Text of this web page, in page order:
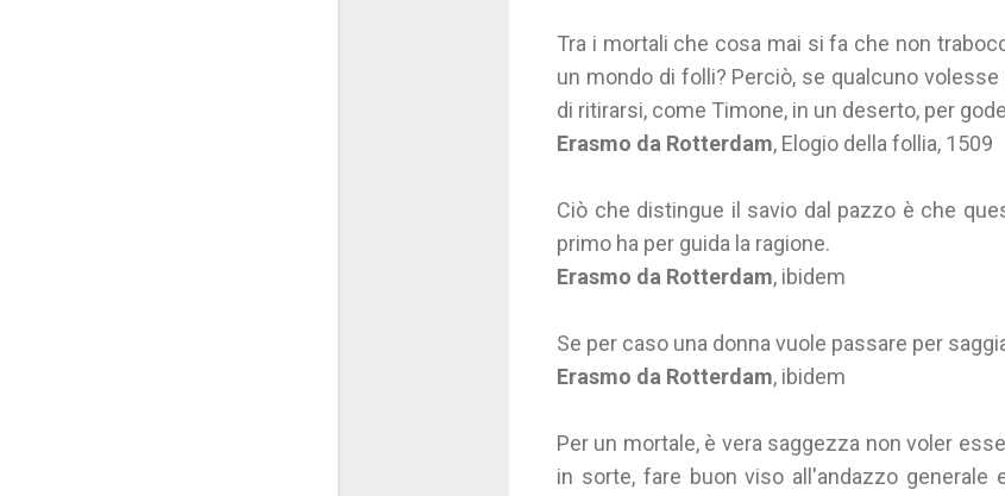
Tra i mortali che cosa mai si fa che non
un mondo di folli? Perciò, se qualcuno
di ritirarsi, come Timone, in un deserto, per
Erasmo da Rotterdam, Elogio della follia, 1509
Ciò che distingue il savio dal pazzo è che
primo ha per guida la ragione.
Erasmo da Rotterdam, ibidem
Se per caso una donna vuole passare per
Erasmo da Rotterdam, ibidem
Per un mortale, è vera saggezza non voler
in sorte, fare buon viso all'andazzo generale